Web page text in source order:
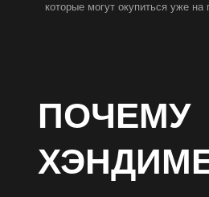
которые могут окупиться уже
ПОЧЕМУ